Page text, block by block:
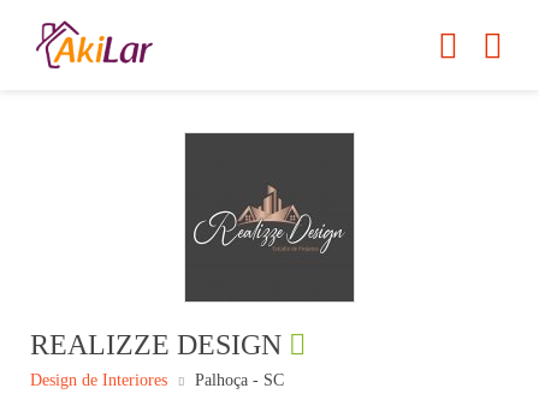
REALIZZE DESIGN
Design de Interiores Palhoça - SC